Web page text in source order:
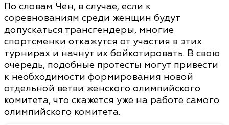
По словам Чен, в случае, если к
соревнованиям среди женщин будут
допускаться трансгендеры, многие
спортсменки откажутся от участия в этих
турнирах и начнут их бойкотировать. В свою
очередь, подобные протесты могут привести
к необходимости формирования новой
отдельной ветви женского олимпийского
комитета, что скажется уже на работе самого
олимпийского комитета.